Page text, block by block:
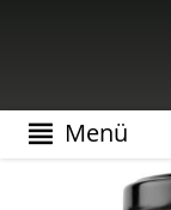
Menü